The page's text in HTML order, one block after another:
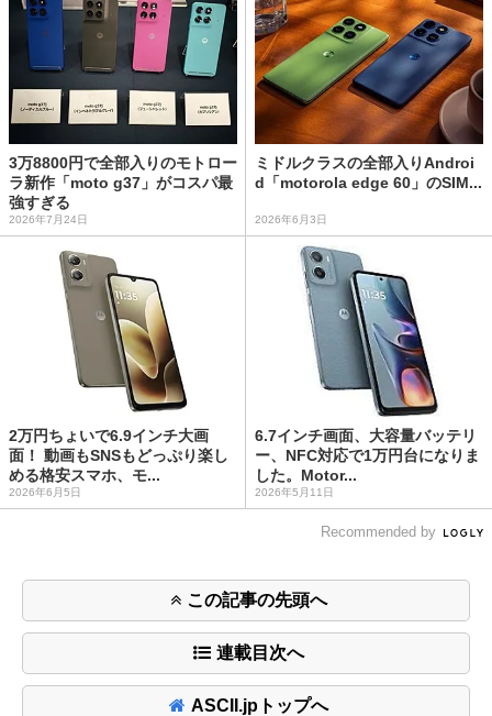
3万8800円で全部入りのモトロー
ラ新作「moto g37」がコスパ最
強すぎる
2026年7月24日
ミドルクラスの全部入りAndroi
d「motorola edge 60」のSIM...
2026年6月3日
2万円ちょいで6.9インチ大画
面！ 動画もSNSもどっぷり楽し
める格安スマホ、モ...
2026年6月5日
6.7インチ画面、大容量バッテリ
ー、NFC対応で1万円台になりま
した。Motor...
2026年5月11日
Recommended by
この記事の先頭へ
連載目次へ
ASCII.jpトップへ